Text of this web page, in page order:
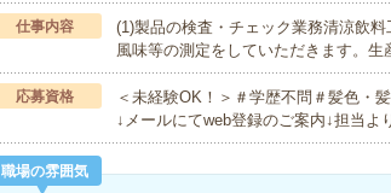
仕事内容
(1)製品の検査・チェック業務清涼飲
風味等の測定をしていただきます。
応募資格
＜未経験OK！＞＃学歴不問＃髪色・
↓メールにてweb登録のご案内↓担当
職場の雰囲気